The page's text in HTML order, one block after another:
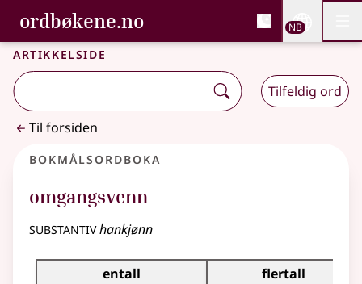
Gå til hovedinnhold
Tilgjengelighet
ordbøkene.no, Bokmålsordboka og
Bokmålsordboka og Nynorskordboka
NB
Artikkelside
Tilfeldig ord
Til forsiden
Bokmålsordboka
omgangsvenn
substantivhankjønn
Bøyingstabell for dette substantivet
entall
flertall